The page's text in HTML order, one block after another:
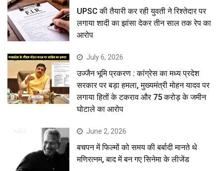
UPSC की तैयारी कर रही युवती ने रिश्तेदार पर
लगाया शादी का झांसा देकर तीन साल तक रेप का
आरोप
July 6, 2026
उज्जैन भूमि प्रकरण : कांग्रेस का मध्य प्रदेश
सरकार पर बड़ा हमला, मुख्यमंत्री मोहन यादव पर
लगाया हितों के टकराव और 75 करोड़ के जमीन
घोटाले का आरोप
June 2, 2026
बचपन में फिल्मों को समय की बर्बादी मानते थे
मणिरत्नम, बाद में बन गए सिनेमा के लीजेंड